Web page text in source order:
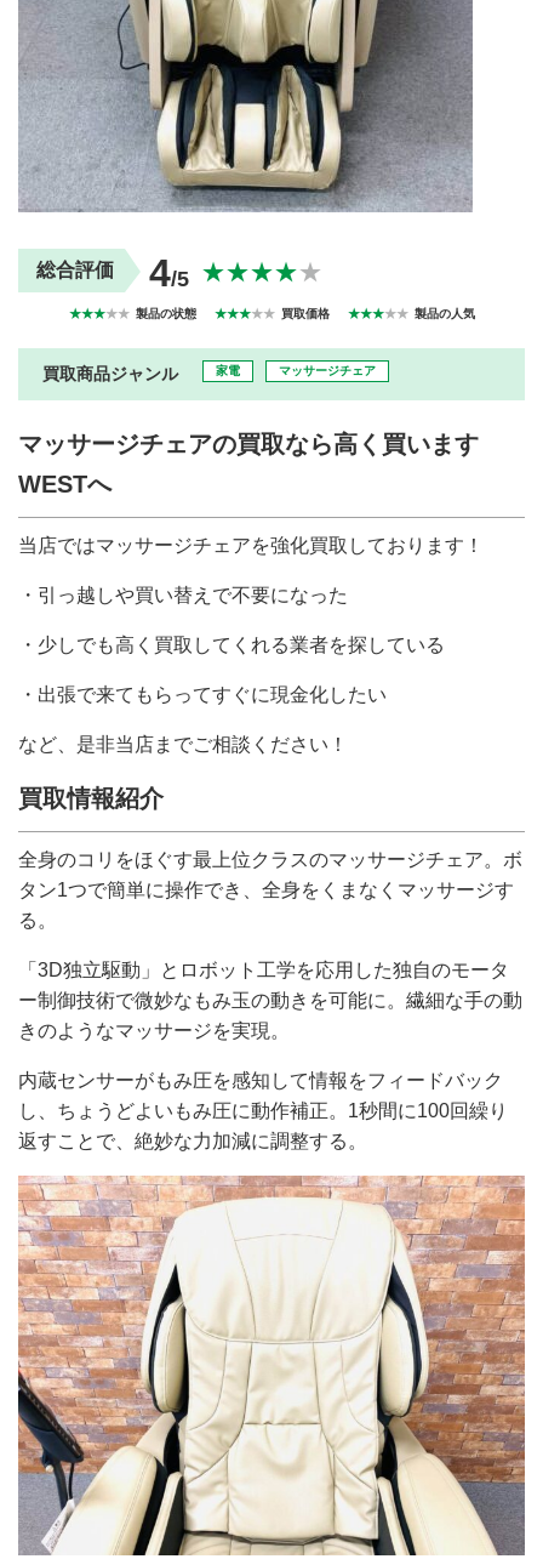
運営会社
取り組み
新着情報
プライバシーポリシー
規約・同意書
本人確認書類アップロード
梱包
ガイド
法人の
お客様へ
買取価格表を
お探しの方へ
総合評価 4/5 ★★★★★
★★★★★ 製品の状態 ★★★★★ 買取価格 ★★★★★ 製品の人気
買取商品ジャンル 家電 マッサージチェア
マッサージチェアの買取なら高く買います
WESTへ
当店ではマッサージチェアを強化買取しております！
・引っ越しや買い替えで不要になった
・少しでも高く買取してくれる業者を探している
・出張で来てもらってすぐに現金化したい
など、是非当店までご相談ください！
買取情報紹介
全身のコリをほぐす最上位クラスのマッサージチェア。ボ
タン1つで簡単に操作でき、全身をくまなくマッサージす
る。
「3D独立駆動」とロボット工学を応用した独自のモータ
ー制御技術で微妙なもみ玉の動きを可能に。繊細な手の動
きのようなマッサージを実現。
内蔵センサーがもみ圧を感知して情報をフィードバック
し、ちょうどよいもみ圧に動作補正。1秒間に100回繰り
返すことで、絶妙な力加減に調整する。